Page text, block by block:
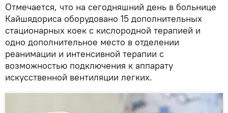
Отмечается, что на сегодняшний день в больнице
Кайшядориса оборудовано 15 дополнительных
стационарных коек с кислородной терапией и
одно дополнительное место в отделении
реанимации и интенсивной терапии с
возможностью подключения к аппарату
искусственной вентиляции легких.